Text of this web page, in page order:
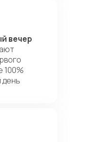
вечер
100%
день